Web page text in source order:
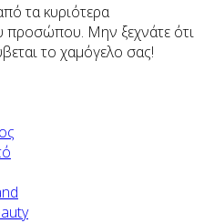
τα κυριότερα
προσώπου. Μην ξεχνάτε ότι
το χαμόγελο σας!